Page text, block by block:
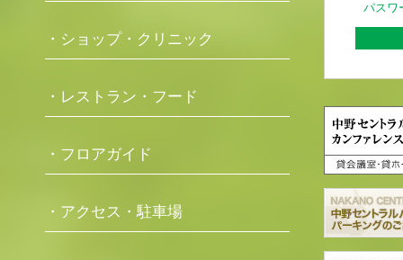
・ショップ・クリニック
・レストラン・フード
・フロアガイド
・アクセス・駐車場
パスワ